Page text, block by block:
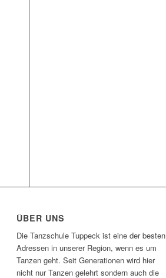
ÜBER UNS
Die Tanzschule Tuppeck ist eine der besten
Adressen in unserer Region, wenn es um
Tanzen geht. Seit Generationen wird hier
nicht nur Tanzen gelehrt sondern auch die